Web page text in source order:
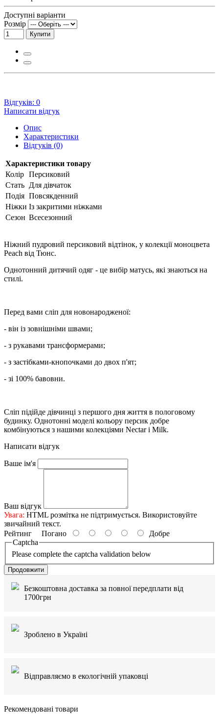
Доступні варіанти
Розмір
Купити
Відгуків: 0
Написати відгук
Опис
Характеристики
Відгуків (0)
Характеристики товару
Колір Персиковий
Стать Для дівчаток
Подія Повсякденний
Ніжки Із закритими ніжками
Сезон Всесезонний
Ніжний пудровий персиковий відтінок, у колекції моноцвета
Peach від Тюнс.
Однотонний дитячий одяг - це вибір матусь, які знаються на
стилі.
Перед вами сліп для новонародженої:
- він із зовнішніми швами;
- з рукавами трансформерами;
- з застібками-кнопочками до двох п'ят;
- зі 100% бавовни.
Сліп підійде дівчинці з першого дня життя в пологовому
будинку. Однотонні моделі кольору персик добре
комбінуються з нашими колекціями Nectar і Milk.
Написати відгук
Ваше ім'я
Ваш відгук
Увага: HTML розмітка не підтримується. Використовуйте
звичайний текст.
Рейтинг Погано
Добре
Captcha
Please complete the captcha validation below
Продовжити
Безкоштовна доставка за повної передплати від
1700грн
Зроблено в Україні
Відправляємо в екологічній упаковці
Рекомендовані товари